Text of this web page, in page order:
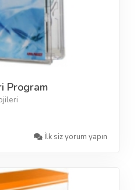
Program
İlk siz yorum yapın